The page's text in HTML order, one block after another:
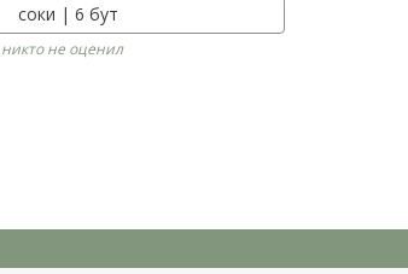
соки | 6 бут
никто не оценил